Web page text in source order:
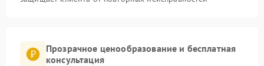
Прозрачное ценообразование и бесплатная
консультация